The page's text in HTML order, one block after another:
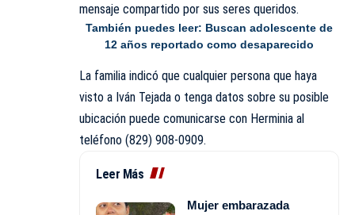
mensaje compartido por sus seres queridos.
También puedes leer: Buscan adolescente de
12 años reportado como desaparecido
La familia indicó que cualquier persona que haya
visto a Iván Tejada o tenga datos sobre su posible
ubicación puede comunicarse con Herminia al
teléfono (829) 908-0909.
Leer Más
Mujer embarazada